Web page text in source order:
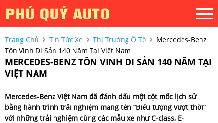
Trang Chủ Tin Tức Xe Thị Trường Ô Tô
Mercedes-Benz
Tôn Vinh Di Sản 140 Năm Tại Việt Nam
MERCEDES-BENZ TÔN VINH DI SẢN 140 NĂM TẠI
VIỆT NAM
Mercedes-Benz Việt Nam đã đánh dấu một cột mốc lịch sử
bằng hành trình trải nghiệm mang tên “Biểu tượng vượt thời”
với những trải nghiệm cùng các mẫu xe như C-class, E-